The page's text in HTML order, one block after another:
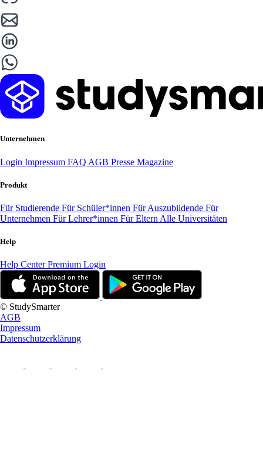
Unternehmen
Login Impressum FAQ AGB Presse Magazine
Produkt
Für Studierende Für Schüler*innen Für Auszubildende Für
Unternehmen Für Lehrer*innen Für Eltern Alle Universitäten
Help
Help CenterPremium Login
© StudySmarter
AGB
Impressum
Datenschutzerklärung